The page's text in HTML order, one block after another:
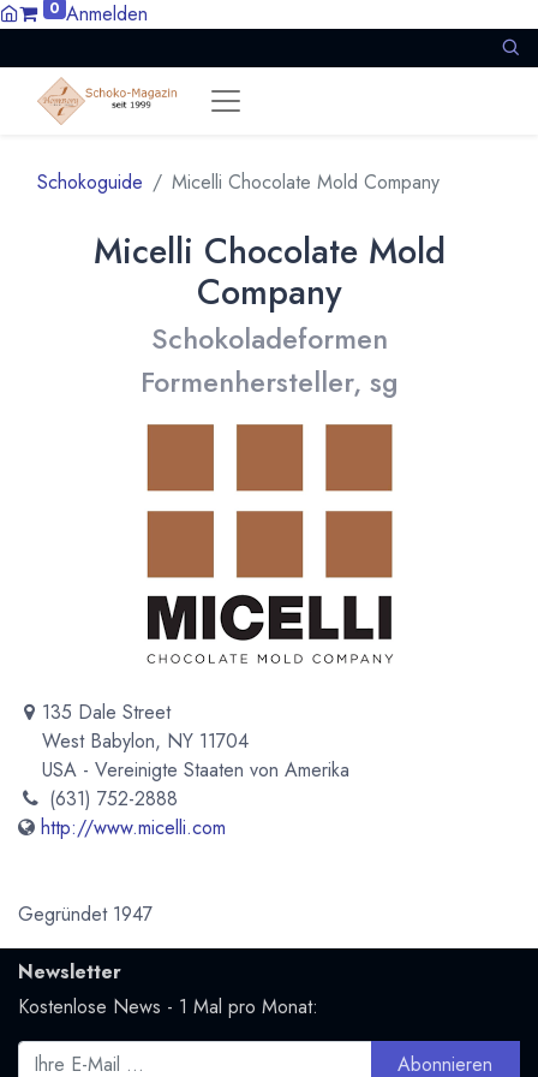
0 Anmelden
Schokoguide Micelli Chocolate Mold Company
Micelli Chocolate Mold
Company
Schokoladeformen
Formenhersteller, sg
135 Dale Street
West Babylon, NY 11704
USA - Vereinigte Staaten von Amerika
(631) 752-2888
http://www.micelli.com
Gegründet 1947
Newsletter
Kostenlose News - 1 Mal pro Monat:
Abonnieren